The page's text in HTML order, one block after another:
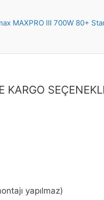
MAXPRO III 700W 80+
KARGO
yapılmaz)